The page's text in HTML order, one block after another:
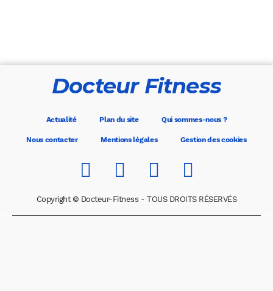
Docteur Fitness
Actualité Plan du site Qui sommes-nous ?
Nous contacter Mentions légales Gestion des cookies
Copyright © Docteur-Fitness - TOUS DROITS RÉSERVÉS